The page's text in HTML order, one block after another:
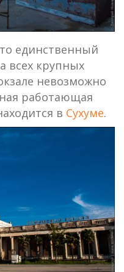
единственный
всех крупных
невозможно
работающая
в Сухуме.